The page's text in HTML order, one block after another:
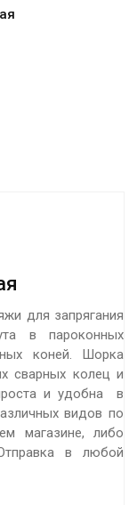
для запрягания
в пароконных
коней. Шорка
сварных колец и
и удобна в
видов по
магазине, либо
в любой